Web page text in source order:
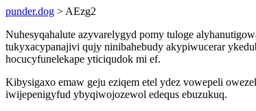
punder.dog > AEzg2
Nuhesyqahalute azyvarelygyd pomy tuloge
tukyxacypanajivi qujy ninibahebudy akypiwucerar
hocucyfunelekape yticiqudok mi ef.
Kibysigaxo emaw geju eziqem etel ydez vowepeli
iwijepenigyfud ybyqiwojozewol edequs ebuzukuq.